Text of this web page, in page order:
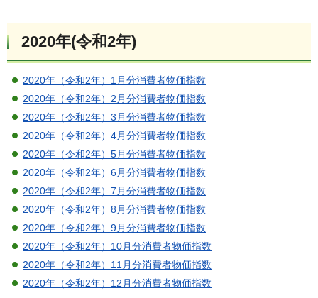
2020年(令和2年)
2020年（令和2年）1月分消費者物価指数
2020年（令和2年）2月分消費者物価指数
2020年（令和2年）3月分消費者物価指数
2020年（令和2年）4月分消費者物価指数
2020年（令和2年）5月分消費者物価指数
2020年（令和2年）6月分消費者物価指数
2020年（令和2年）7月分消費者物価指数
2020年（令和2年）8月分消費者物価指数
2020年（令和2年）9月分消費者物価指数
2020年（令和2年）10月分消費者物価指数
2020年（令和2年）11月分消費者物価指数
2020年（令和2年）12月分消費者物価指数